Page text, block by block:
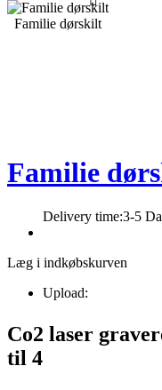
Familie dørskilt
Familie
Delivery time:3-5
Læg i indkøbskurven
Upload:
Co2 laser
til 4